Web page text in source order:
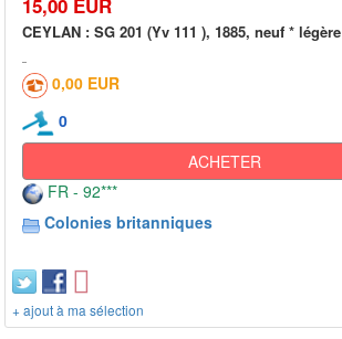
15,00 EUR
CEYLAN : SG 201 (Yv 111 ), 1885, neuf * légère
0,00 EUR
0
ACHETER
FR - 92***
Colonies britanniques
+ ajout à ma sélection